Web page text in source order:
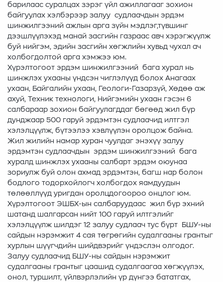
барилаас суралцах зэрэг үйл ажиллагааг зохион
байгуулах хэлбэрээр залуу судлаачдын эрдэм
шинжилгээний ажлын арга зүйн мэдлэг,түвшинг
дээшлүүлэхэд манай засгийн газраас авч хэрэгжүүлж
буй нийгэм, эдийн засгийн хөгжлийн хувьд чухал ач
холбогдолтой арга хэмжээ юм.
Хүрэлтогоот эрдэм шинжилгээний бага хурал нь
шинжлэх ухааны үндсэн чиглэлүүд болох Анагаах
ухаан, Байгалийн ухаан, Геологи-Газарзүй, Хөдөө аж
ахуй, Техник технологи, Нийгэмийн ухаан гэсэн 6
салбараар зохион байгуулагддаг бөгөөд жил бүр
дунджаар 500 гаруй эрдэмтэн судлаачид илтгэл
хэлэлцүүлж, бүтээлээ хэвлүүлэн оролцож байна.
Жил жилийн намар хуран чуулдаг энэхүү залуу
эрдэмтэн судлаачдын эрдэм шинжилгээний бага
хуралд шинжлэх ухааны салбарт эрдэм оюунаа
зориулж буй олон ахмад эрдэмтэн, багш нар болон
бодлого тодорхойлогч холбогдох яамдуудын
төлөөллүүд уригдан оролцдогоороо онцлог юм.
Хүрэлтогоот ЭШБХ-ын салбаруудаас жил бүр эхний
шатанд шалгарсан нийт 100 гаруй илтгэлийг
хэлэлцүүлж шилдэг 12 залуу судлаач тус бүрт БШУ-ны
сайдын нэрэмжит 4 сая төгрөгийн судалгааны грантыг
хурлын шүүгчдийн шийдвэрийг үндэслэн олгодог.
Залуу судлаачид БШУ-ны сайдын нэрэмжит
судалгааны грантыг цаашид судалгаагаа хөгжүүлэх,
онол, туршилт, үйлвэрлэлийн үр дүнгээ бататгах,